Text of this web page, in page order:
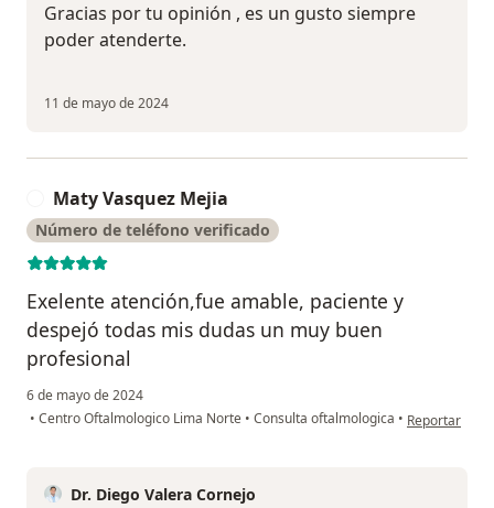
Gracias por tu opinión , es un gusto siempre
poder atenderte.
11 de mayo de 2024
Maty Vasquez Mejia
Número de teléfono verificado
Exelente atención,fue amable, paciente y
despejó todas mis dudas un muy buen
profesional
6 de mayo de 2024
• Centro Oftalmologico Lima Norte • Consulta oftalmologica • en opinión
Reportar
Dr. Diego Valera Cornejo